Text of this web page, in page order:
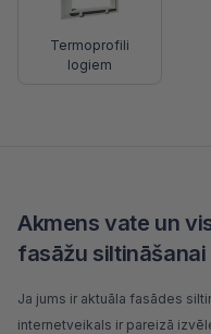
Termoprofili
logiem
Akmens vate un
fasāžu siltināšanai
Ja jums ir aktuāla fasādes
internetveikals ir pareizā